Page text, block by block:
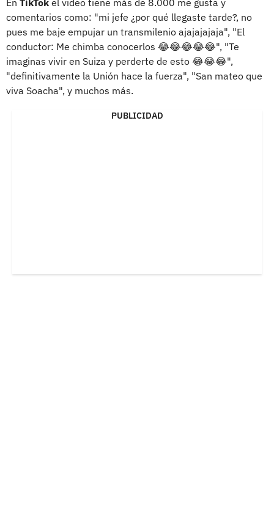
comentarios como: "mi jefe ¿por qué llegaste tarde?, no
pues me baje empujar un transmilenio ajajajajaja", "El
conductor: Me chimba conocerlos 😂😂😂😂😂", "Te
imaginas vivir en Suiza y perderte de esto 😂😂😂",
"definitivamente la Unión hace la fuerza", "San mateo que
viva Soacha", y muchos más.
PUBLICIDAD